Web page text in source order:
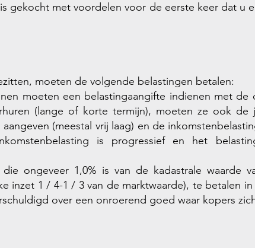
gekocht met voordelen voor de eerste keer dat u
moeten de volgende belastingen betalen:
moeten een belastingaangifte indienen met de
(lange of korte termijn), moeten ze ook de
(meestal vrij laag) en de
is progressief en het
die ongeveer 1,0% is van de kadastrale waarde
inzet 1 / 4-1 / 3 van de marktwaarde), te betalen
over een onroerend goed waar kopers